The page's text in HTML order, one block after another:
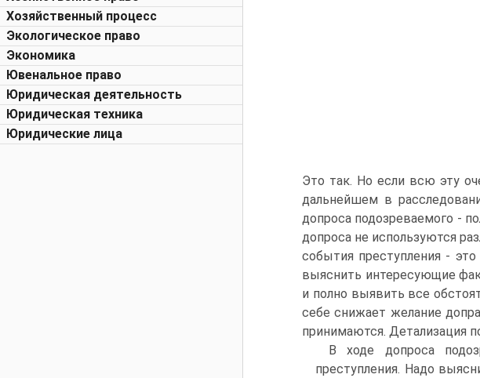
Хозяйственный процесс
Экологическое право
Экономика
Ювенальное право
Юридическая деятельность
Юридическая техника
Юридические лица
Это так. Но если всю эту
дальнейшем в
допроса подозреваемого -
допроса не используются
события преступления -
выяснить интересующие
и полно выявить все
себе снижает желание
принимаются. Детализация
В ходе допроса
преступления. Надо